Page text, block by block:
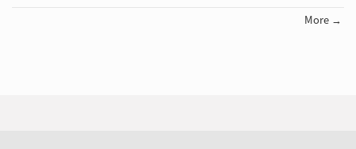
More →